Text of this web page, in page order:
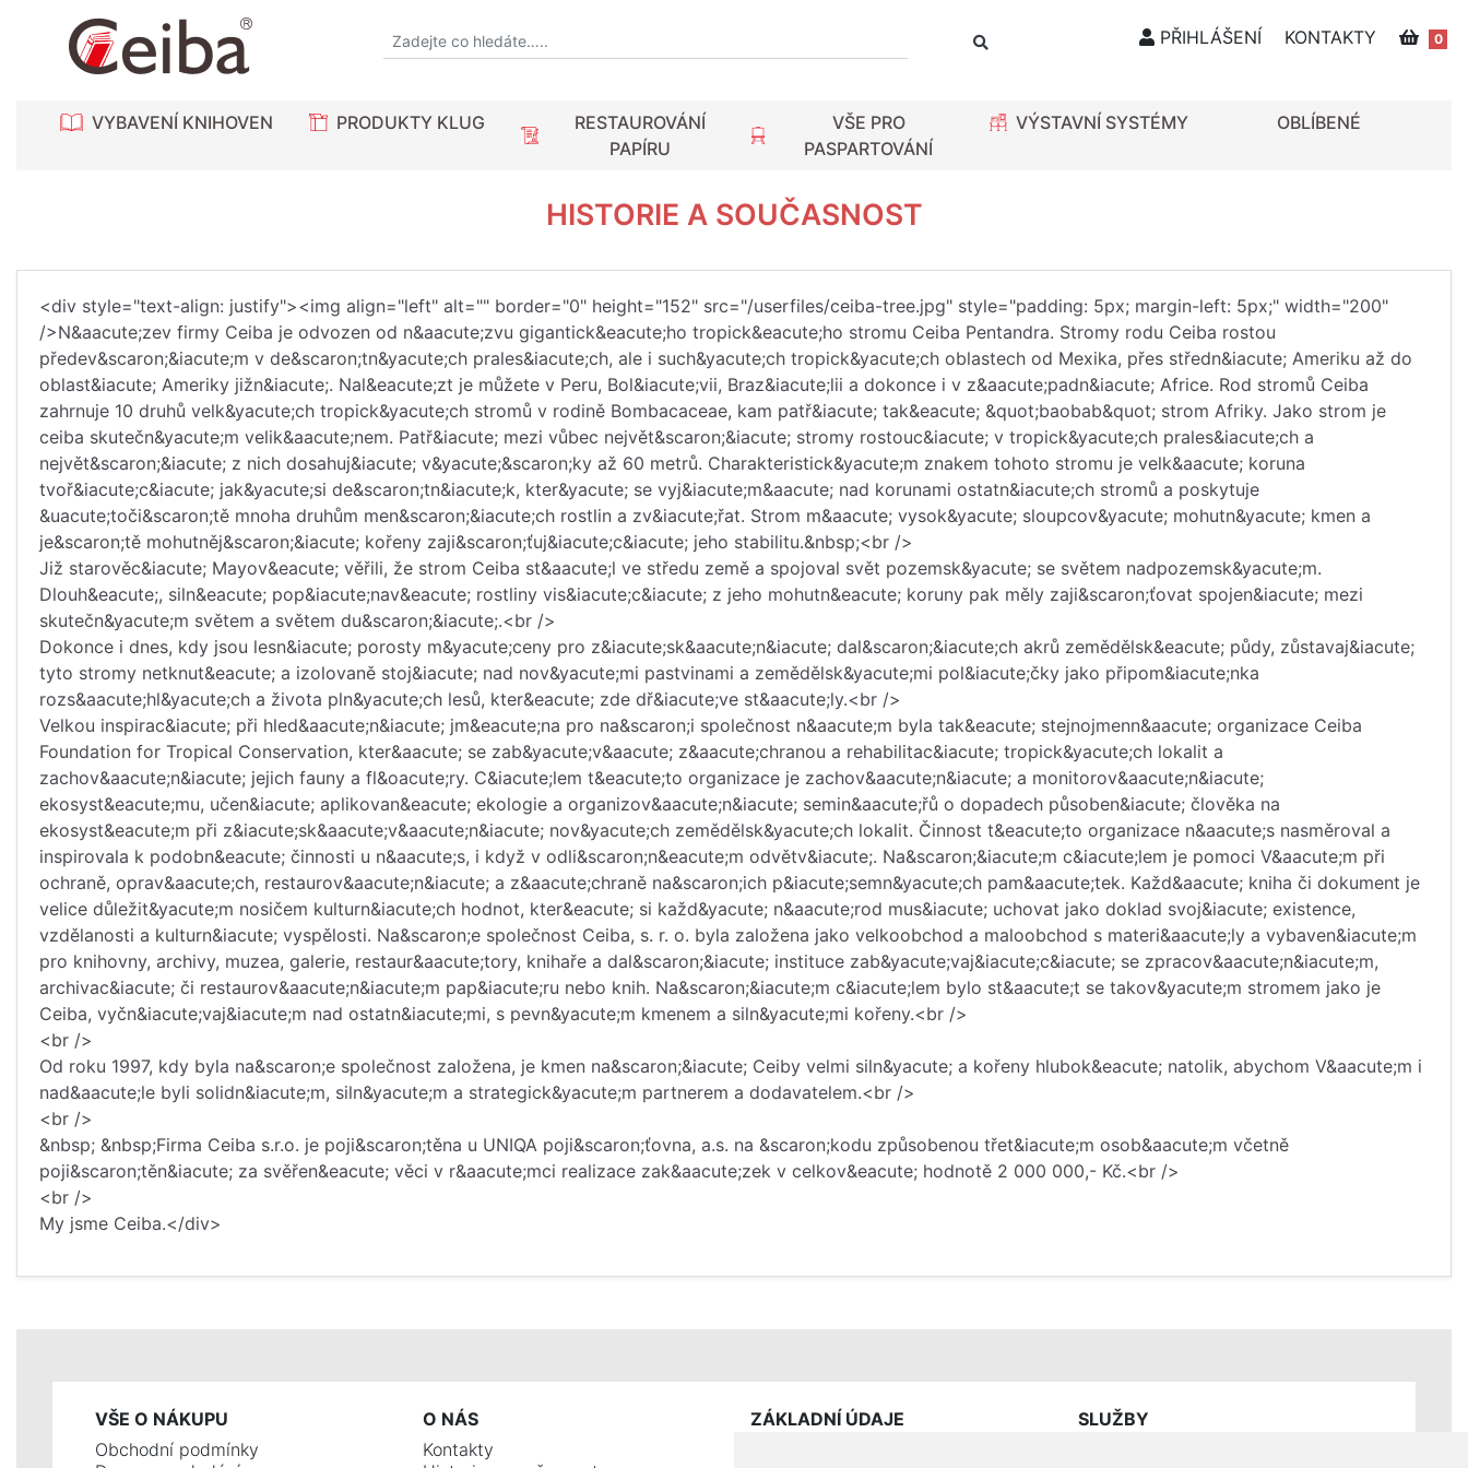
PŘIHLÁŠENÍ KONTAKTY 0
VYBAVENÍ KNIHOVEN PRODUKTY KLUG
RESTAUROVÁNÍ
PAPÍRU
VŠE PRO
PASPARTOVÁNÍ
VÝSTAVNÍ SYSTÉMY OBLÍBENÉ
HISTORIE A SOUČASNOST
<div style="text-align: justify"><img align="left" alt="" border="0" height="152" src="/userfiles/ceiba-tree.jpg" style="padding: 5px; margin-left: 5px;" width="200"
/>N&aacute;zev firmy Ceiba je odvozen od n&aacute;zvu gigantick&eacute;ho tropick&eacute;ho stromu Ceiba Pentandra. Stromy rodu Ceiba rostou
předev&scaron;&iacute;m v de&scaron;tn&yacute;ch prales&iacute;ch, ale i such&yacute;ch tropick&yacute;ch oblastech od Mexika, přes středn&iacute; Ameriku až do
oblast&iacute; Ameriky jižn&iacute;. Nal&eacute;zt je můžete v Peru, Bol&iacute;vii, Braz&iacute;lii a dokonce i v z&aacute;padn&iacute; Africe. Rod stromů Ceiba
zahrnuje 10 druhů velk&yacute;ch tropick&yacute;ch stromů v rodině Bombacaceae, kam patř&iacute; tak&eacute; &quot;baobab&quot; strom Afriky. Jako strom je
ceiba skutečn&yacute;m velik&aacute;nem. Patř&iacute; mezi vůbec největ&scaron;&iacute; stromy rostouc&iacute; v tropick&yacute;ch prales&iacute;ch a
největ&scaron;&iacute; z nich dosahuj&iacute; v&yacute;&scaron;ky až 60 metrů. Charakteristick&yacute;m znakem tohoto stromu je velk&aacute; koruna
tvoř&iacute;c&iacute; jak&yacute;si de&scaron;tn&iacute;k, kter&yacute; se vyj&iacute;m&aacute; nad korunami ostatn&iacute;ch stromů a poskytuje
&uacute;toči&scaron;tě mnoha druhům men&scaron;&iacute;ch rostlin a zv&iacute;řat. Strom m&aacute; vysok&yacute; sloupcov&yacute; mohutn&yacute; kmen a
je&scaron;tě mohutněj&scaron;&iacute; kořeny zaji&scaron;ťuj&iacute;c&iacute; jeho stabilitu.&nbsp;<br />
Již starověc&iacute; Mayov&eacute; věřili, že strom Ceiba st&aacute;l ve středu země a spojoval svět pozemsk&yacute; se světem nadpozemsk&yacute;m.
Dlouh&eacute;, siln&eacute; pop&iacute;nav&eacute; rostliny vis&iacute;c&iacute; z jeho mohutn&eacute; koruny pak měly zaji&scaron;ťovat spojen&iacute; mezi
skutečn&yacute;m světem a světem du&scaron;&iacute;.<br />
Dokonce i dnes, kdy jsou lesn&iacute; porosty m&yacute;ceny pro z&iacute;sk&aacute;n&iacute; dal&scaron;&iacute;ch akrů zemědělsk&eacute; půdy, zůstavaj&iacute;
tyto stromy netknut&eacute; a izolovaně stoj&iacute; nad nov&yacute;mi pastvinami a zemědělsk&yacute;mi pol&iacute;čky jako připom&iacute;nka
rozs&aacute;hl&yacute;ch a života pln&yacute;ch lesů, kter&eacute; zde dř&iacute;ve st&aacute;ly.<br />
Velkou inspirac&iacute; při hled&aacute;n&iacute; jm&eacute;na pro na&scaron;i společnost n&aacute;m byla tak&eacute; stejnojmenn&aacute; organizace Ceiba
Foundation for Tropical Conservation, kter&aacute; se zab&yacute;v&aacute; z&aacute;chranou a rehabilitac&iacute; tropick&yacute;ch lokalit a
zachov&aacute;n&iacute; jejich fauny a fl&oacute;ry. C&iacute;lem t&eacute;to organizace je zachov&aacute;n&iacute; a monitorov&aacute;n&iacute;
ekosyst&eacute;mu, učen&iacute; aplikovan&eacute; ekologie a organizov&aacute;n&iacute; semin&aacute;řů o dopadech působen&iacute; člověka na
ekosyst&eacute;m při z&iacute;sk&aacute;v&aacute;n&iacute; nov&yacute;ch zemědělsk&yacute;ch lokalit. Činnost t&eacute;to organizace n&aacute;s nasměroval a
inspirovala k podobn&eacute; činnosti u n&aacute;s, i když v odli&scaron;n&eacute;m odvětv&iacute;. Na&scaron;&iacute;m c&iacute;lem je pomoci V&aacute;m při
ochraně, oprav&aacute;ch, restaurov&aacute;n&iacute; a z&aacute;chraně na&scaron;ich p&iacute;semn&yacute;ch pam&aacute;tek. Každ&aacute; kniha či dokument je
velice důležit&yacute;m nosičem kulturn&iacute;ch hodnot, kter&eacute; si každ&yacute; n&aacute;rod mus&iacute; uchovat jako doklad svoj&iacute; existence,
vzdělanosti a kulturn&iacute; vyspělosti. Na&scaron;e společnost Ceiba, s. r. o. byla založena jako velkoobchod a maloobchod s materi&aacute;ly a vybaven&iacute;m
pro knihovny, archivy, muzea, galerie, restaur&aacute;tory, knihaře a dal&scaron;&iacute; instituce zab&yacute;vaj&iacute;c&iacute; se zpracov&aacute;n&iacute;m,
archivac&iacute; či restaurov&aacute;n&iacute;m pap&iacute;ru nebo knih. Na&scaron;&iacute;m c&iacute;lem bylo st&aacute;t se takov&yacute;m stromem jako je
Ceiba, vyčn&iacute;vaj&iacute;m nad ostatn&iacute;mi, s pevn&yacute;m kmenem a siln&yacute;mi kořeny.<br />
<br />
Od roku 1997, kdy byla na&scaron;e společnost založena, je kmen na&scaron;&iacute; Ceiby velmi siln&yacute; a kořeny hlubok&eacute; natolik, abychom V&aacute;m i
nad&aacute;le byli solidn&iacute;m, siln&yacute;m a strategick&yacute;m partnerem a dodavatelem.<br />
<br />
&nbsp; &nbsp;Firma Ceiba s.r.o. je poji&scaron;těna u UNIQA poji&scaron;ťovna, a.s. na &scaron;kodu způsobenou třet&iacute;m osob&aacute;m včetně
poji&scaron;těn&iacute; za svěřen&eacute; věci v r&aacute;mci realizace zak&aacute;zek v celkov&eacute; hodnotě 2 000 000,- Kč.<br />
<br />
My jsme Ceiba.</div>
VŠE O NÁKUPU
Obchodní podmínky
O NÁS
Kontakty
ZÁKLADNÍ ÚDAJE
SLUŽBY